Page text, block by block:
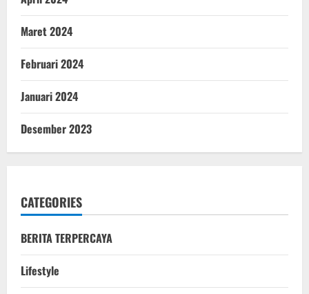
Maret 2024
Februari 2024
Januari 2024
Desember 2023
CATEGORIES
BERITA TERPERCAYA
Lifestyle